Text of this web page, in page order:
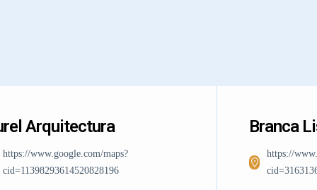
Arquitectura
https://www.google.com/maps?
cid=11398293614520828196
Branca
https://